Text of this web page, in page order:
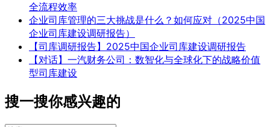
全流程效率
企业司库管理的三大挑战是什么？如何应对（2025中国
企业司库建设调研报告）
【司库调研报告】2025中国企业司库建设调研报告
【对话】一汽财务公司：数智化与全球化下的战略价值
型司库建设
搜一搜你感兴趣的